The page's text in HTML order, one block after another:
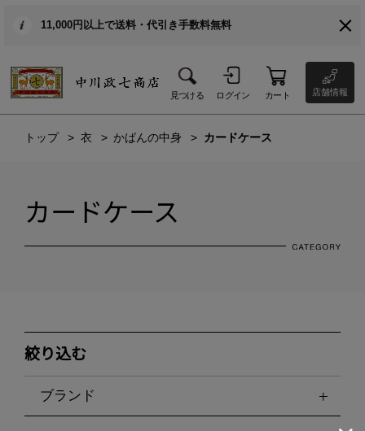
11,000円以上で送料・代引き手数料無料
見つける ログイン カート 店舗情報
トップ 衣 かばんの中身 カードケース
カードケース
絞り込む
ブランド